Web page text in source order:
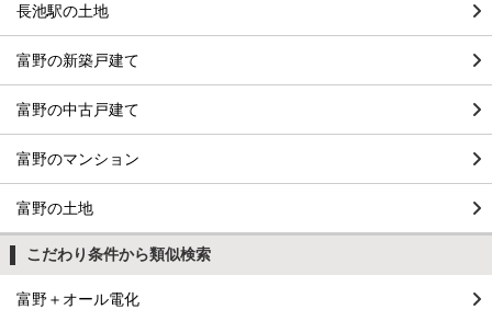
長池駅の土地
富野の新築戸建て
富野の中古戸建て
富野のマンション
富野の土地
こだわり条件から類似検索
富野＋オール電化